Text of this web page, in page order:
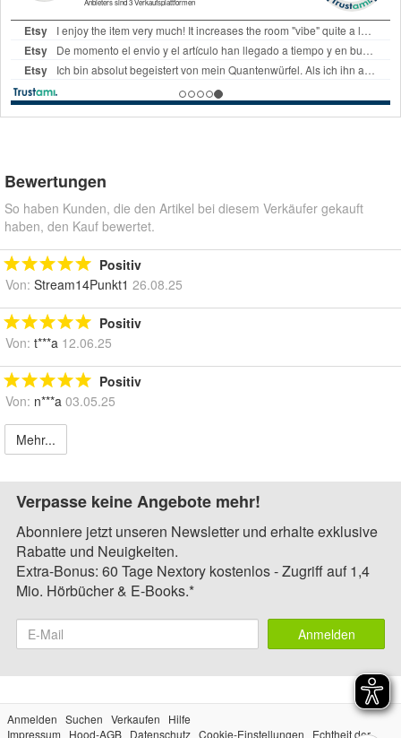
Bewertungen
So haben Kunden, die den Artikel bei diesem Verkäufer gekauft
haben, den Kauf bewertet.
Positiv
Von: Stream14Punkt1 26.08.25
Positiv
Von: t***a 12.06.25
Positiv
Von: n***a 03.05.25
Mehr...
Verpasse keine Angebote mehr!
Abonniere jetzt unseren Newsletter und erhalte exklusive
Rabatte und Neuigkeiten.
Extra-Bonus: 60 Tage Nextory kostenlos - Zugriff auf 1,4
Mio. Hörbücher & E-Books.*
Anmelden
Anmelden Suchen Verkaufen
Hilfe
Impressum
Hood-AGB Datenschutz Cookie-Einstellungen Echtheit der